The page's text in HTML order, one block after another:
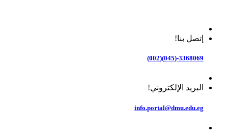
إتصل بنا!
3368069-(045)(002)
البريد الإلكتروني!
info.portal@dmu.edu.eg